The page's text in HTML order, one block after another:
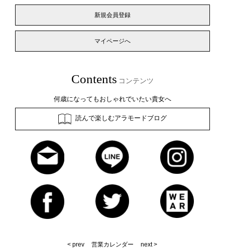
新規会員登録
マイページへ
Contents コンテンツ
何歳になってもおしゃれでいたい貴女へ
読んで楽しむアラモードブログ
< prev 営業カレンダー next >